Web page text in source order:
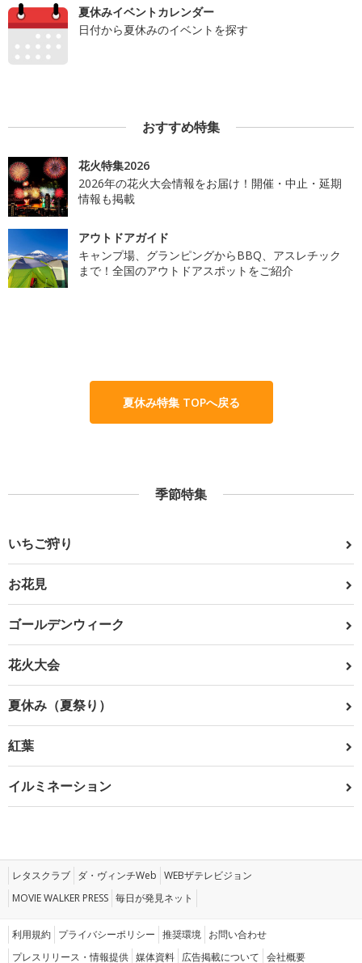
夏休みイベントカレンダー
日付から夏休みのイベントを探す
おすすめ特集
花火特集2026
2026年の花火大会情報をお届け！開催・中止・延期
情報も掲載
アウトドアガイド
キャンプ場、グランピングからBBQ、アスレチック
まで！全国のアウトドアスポットをご紹介
夏休み特集 TOPへ戻る
季節特集
いちご狩り
お花見
ゴールデンウィーク
花火大会
夏休み（夏祭り）
紅葉
イルミネーション
レタスクラブ ダ・ヴィンチWeb WEBザテレビジョン
MOVIE WALKER PRESS 毎日が発見ネット
利用規約 プライバシーポリシー 推奨環境 お問い合わせ
プレスリリース・情報提供 媒体資料 広告掲載について 会社概要